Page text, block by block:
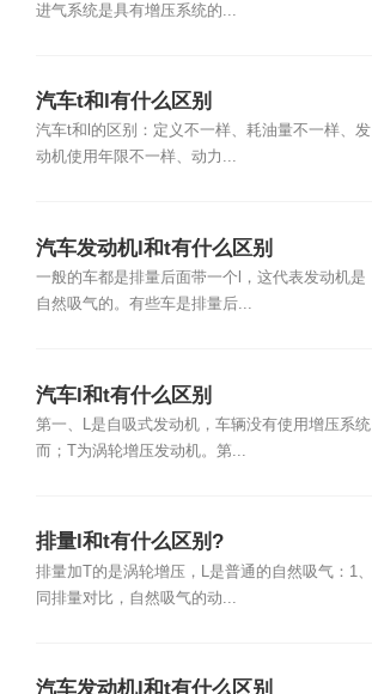
进气系统是具有增压系统的...
汽车t和l有什么区别
汽车t和l的区别：定义不一样、耗油量不一样、发
动机使用年限不一样、动力...
汽车发动机l和t有什么区别
一般的车都是排量后面带一个l，这代表发动机是
自然吸气的。有些车是排量后...
汽车l和t有什么区别
第一、L是自吸式发动机，车辆没有使用增压系统
而；T为涡轮增压发动机。第...
排量l和t有什么区别?
排量加T的是涡轮增压，L是普通的自然吸气：1、
同排量对比，自然吸气的动...
汽车发动机l和t有什么区别